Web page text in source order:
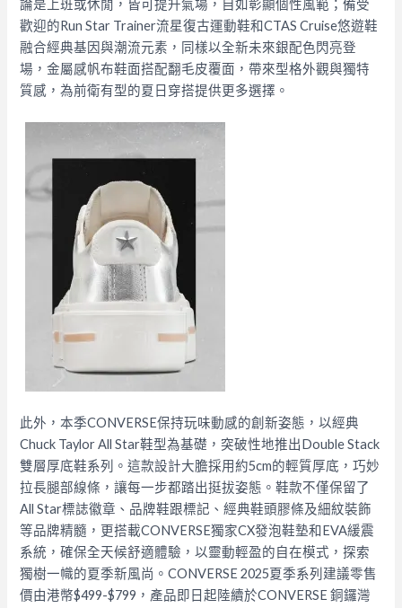
論是上班或休閒，皆可提升氣場，自如彰顯個性風範；備受
歡迎的Run Star Trainer流星復古運動鞋和CTAS Cruise悠遊鞋
融合經典基因與潮流元素，同樣以全新未來銀配色閃亮登
場，金屬感帆布鞋面搭配翻毛皮覆面，帶來型格外觀與獨特
質感，為前衛有型的夏日穿搭提供更多選擇。
此外，本季CONVERSE保持玩味動感的創新姿態，以經典
Chuck Taylor All Star鞋型為基礎，突破性地推出Double Stack
雙層厚底鞋系列。這款設計大膽採用約5cm的輕質厚底，巧妙
拉長腿部線條，讓每一步都踏出挺拔姿態。鞋款不僅保留了
All Star標誌徽章、品牌鞋跟標記、經典鞋頭膠條及細紋裝飾
等品牌精髓，更搭載CONVERSE獨家CX發泡鞋墊和EVA緩震
系統，確保全天候舒適體驗，以靈動輕盈的自在模式，探索
獨樹一幟的夏季新風尚。CONVERSE 2025夏季系列建議零售
價由港幣$499-$799，產品即日起陸續於CONVERSE 銅鑼灣